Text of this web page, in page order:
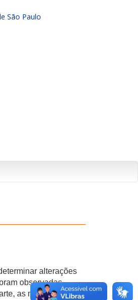
alterações
observadas
as mudanças no